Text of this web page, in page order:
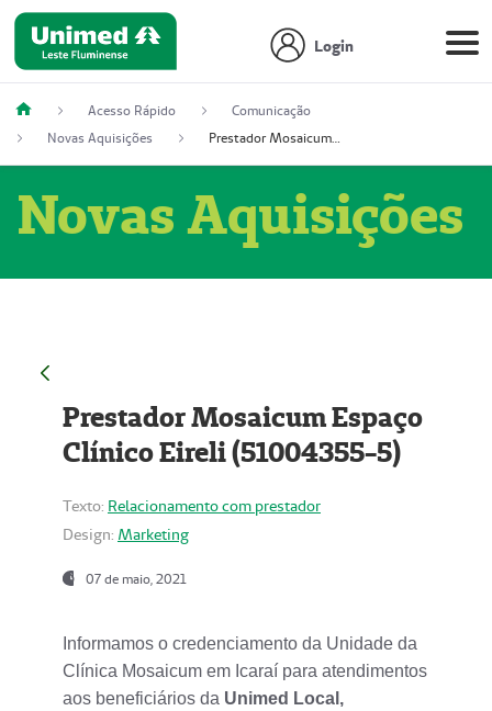
Login
Acesso Rápido
Comunicação
Novas Aquisições
Prestador Mosaicum Espaço Clínico Eireli (51004355-5)
Novas Aquisições
Prestador Mosaicum Espaço
Clínico Eireli (51004355-5)
Texto: Relacionamento com prestador
Design: Marketing
07 de maio, 2021
Informamos o credenciamento da Unidade da
Clínica Mosaicum em Icaraí para atendimentos
aos beneficiários da Unimed Local,